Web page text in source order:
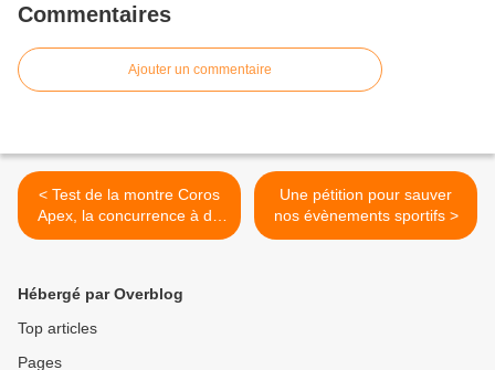
Commentaires
Ajouter un commentaire
< Test de la montre Coros
Apex, la concurrence à du
soucis à se faire
Une pétition pour sauver
nos évènements sportifs >
Hébergé par Overblog
Top articles
Pages